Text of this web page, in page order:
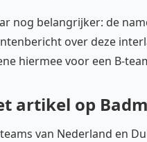
nog belangrijker: de
over deze
hiermee voor een B-
artikel op
van Nederland en